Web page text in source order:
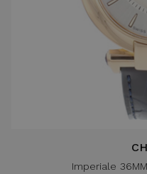
Imperiale